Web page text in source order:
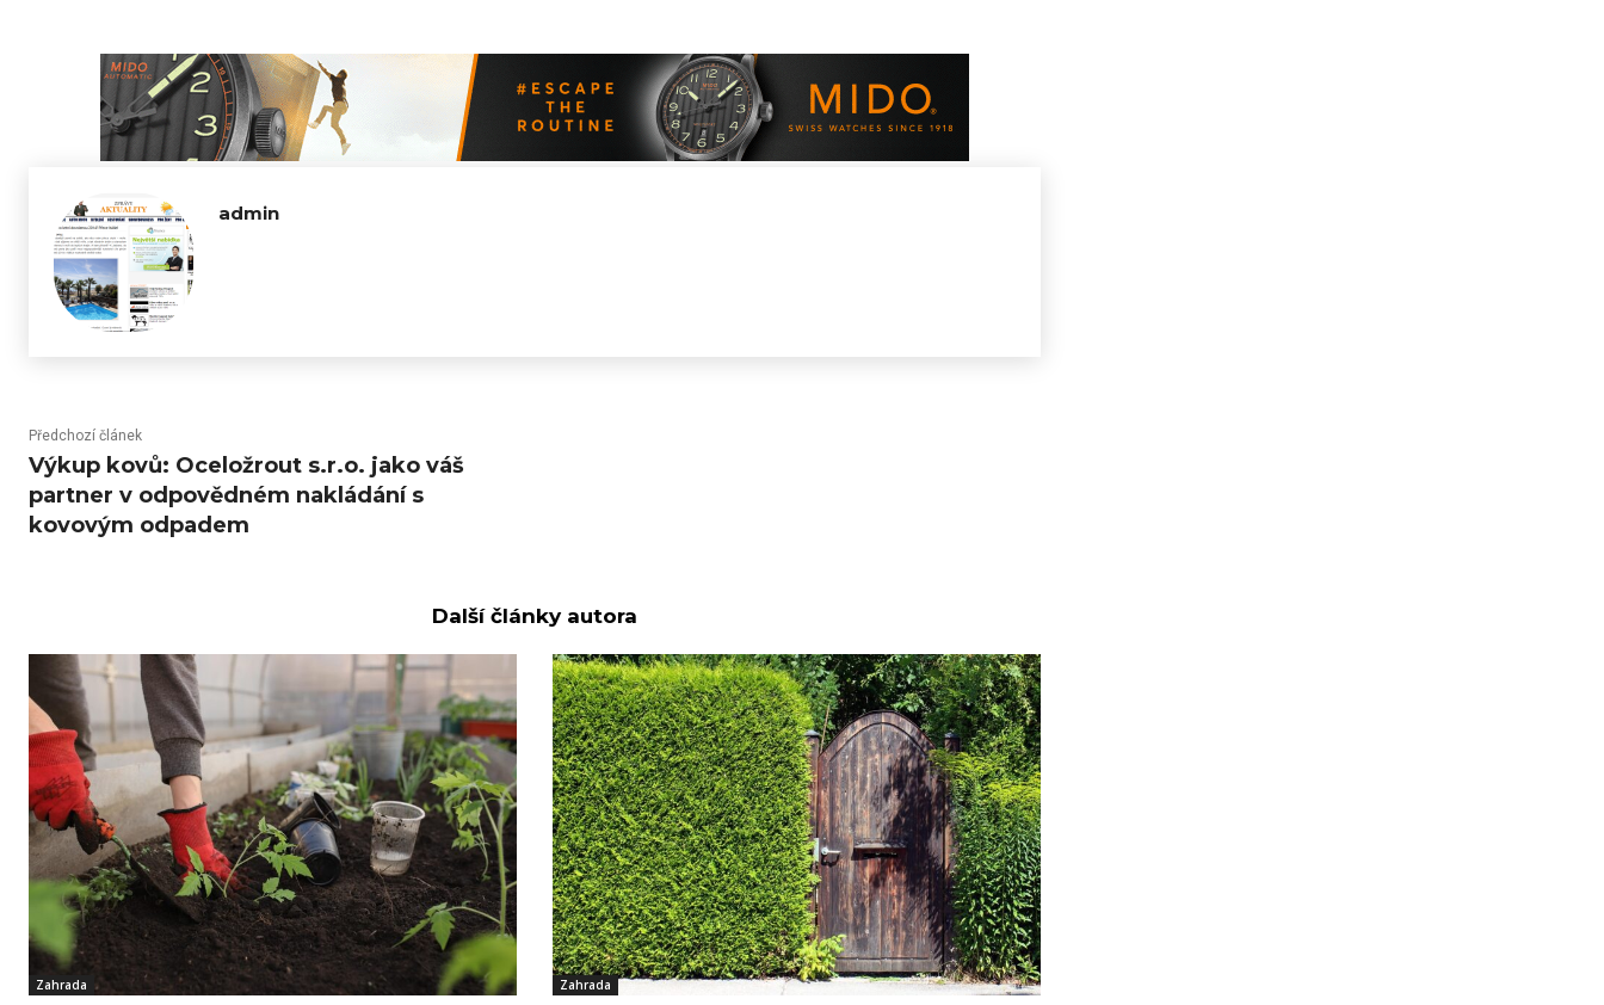
admin
Předchozí článek
Výkup kovů: Oceložrout s.r.o. jako váš
partner v odpovědném nakládání s
kovovým odpadem
Další články autora
Zahrada Zahrada